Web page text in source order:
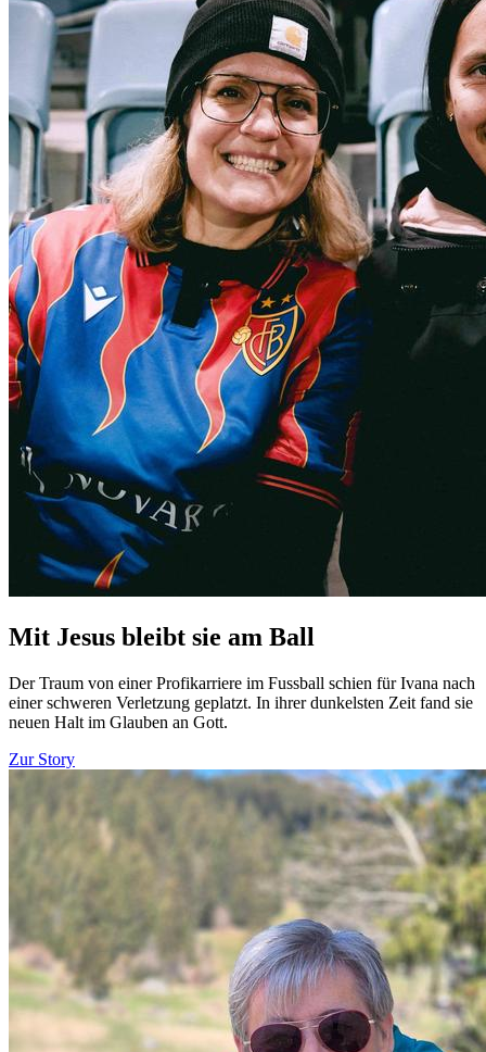
Mit Jesus bleibt sie am Ball
Der Traum von einer Profikarriere im Fussball schien für Ivana nach
einer schweren Verletzung geplatzt. In ihrer dunkelsten Zeit fand sie
neuen Halt im Glauben an Gott.
Zur Story